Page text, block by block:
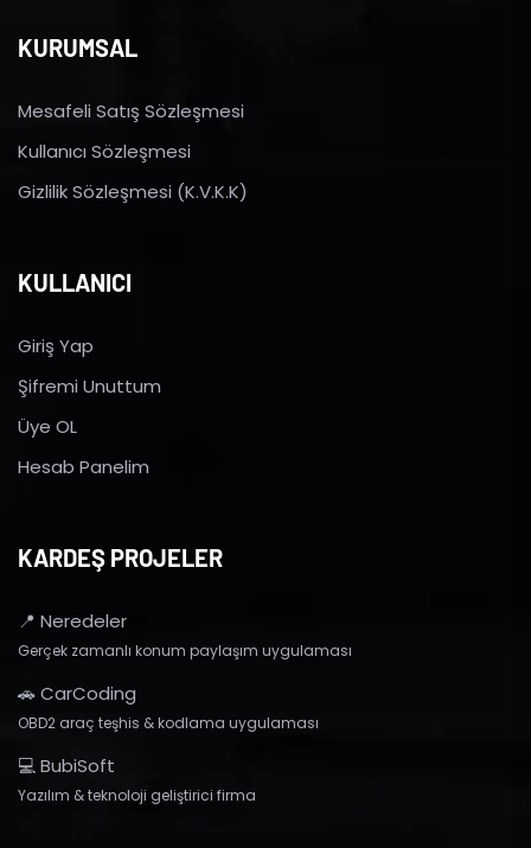
KURUMSAL
Mesafeli Satış Sözleşmesi
Kullanıcı Sözleşmesi
Gizlilik Sözleşmesi (K.V.K.K)
KULLANICI
Giriş Yap
Şifremi Unuttum
Üye OL
Hesab Panelim
KARDEŞ PROJELER
📍 Neredeler
Gerçek zamanlı konum paylaşım uygulaması
🚗 CarCoding
OBD2 araç teşhis & kodlama uygulaması
💻 BubiSoft
Yazılım & teknoloji geliştirici firma